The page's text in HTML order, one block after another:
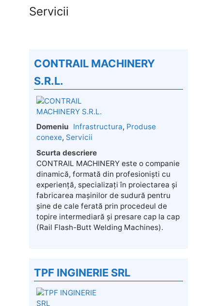
Servicii
CONTRAIL MACHINERY
S.R.L.
Domeniu Infrastructura, Produse
conexe, Servicii
Scurta descriere
CONTRAIL MACHINERY este o companie
dinamică, formată din profesioniști cu
experiență, specializați în proiectarea și
fabricarea mașinilor de sudură pentru
șine de cale ferată prin procedeul de
topire intermediară și presare cap la cap
(Rail Flash-Butt Welding Machines).
TPF INGINERIE SRL